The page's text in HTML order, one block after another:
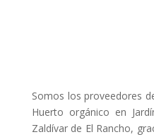
Somos los proveedores
Huerto orgánico en
Zaldívar de El Rancho,